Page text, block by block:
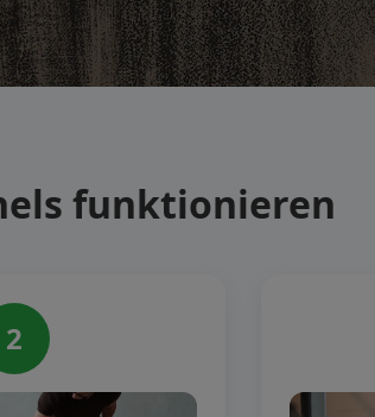
funktionieren
2